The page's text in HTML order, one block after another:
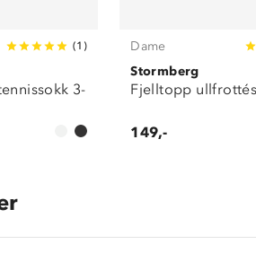
(1 )
3-
Dame
Stormberg
Fjelltopp
149,-